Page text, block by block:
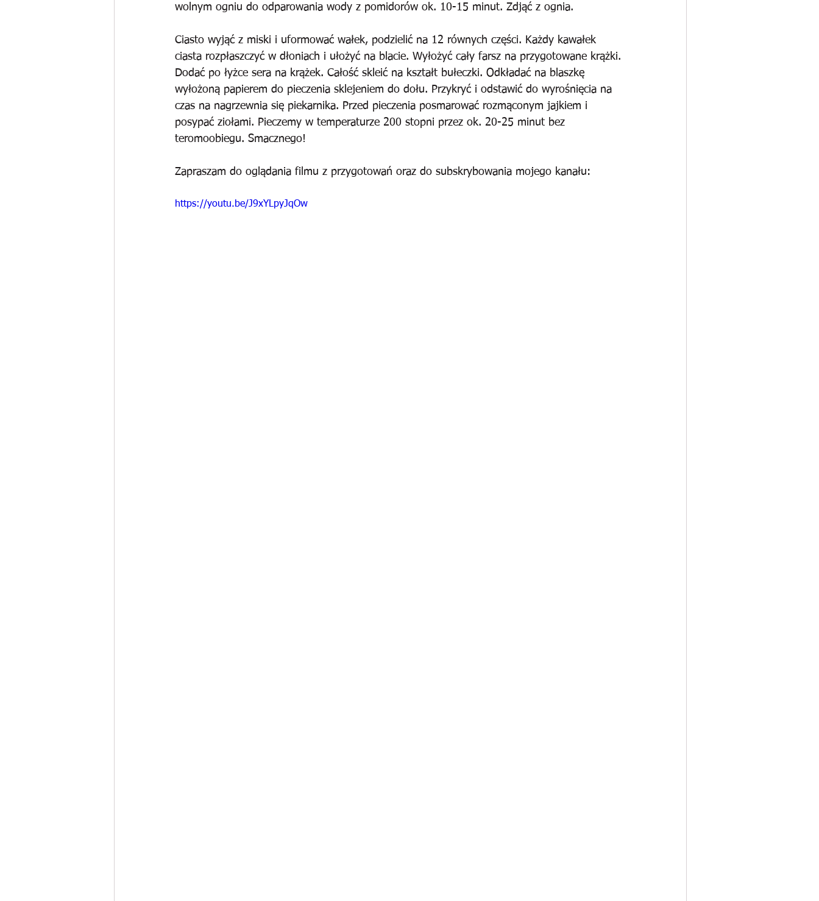
wolnym ogniu do odparowania wody z pomidorów ok. 10-15 minut. Zdjąć z ognia.
Ciasto wyjąć z miski i uformować wałek, podzielić na 12 równych części. Każdy kawałek
ciasta rozpłaszczyć w dłoniach i ułożyć na blacie. Wyłożyć cały farsz na przygotowane krążki.
Dodać po łyżce sera na krążek. Całość skleić na kształt bułeczki. Odkładać na blaszkę
wyłożoną papierem do pieczenia sklejeniem do dołu. Przykryć i odstawić do wyrośnięcia na
czas na nagrzewnia się piekarnika. Przed pieczenia posmarować rozmąconym jajkiem i
posypać ziołami. Pieczemy w temperaturze 200 stopni przez ok. 20-25 minut bez
teromoobiegu. Smacznego!
Zapraszam do oglądania filmu z przygotowań oraz do subskrybowania mojego kanału:
https://youtu.be/J9xYLpyJqOw